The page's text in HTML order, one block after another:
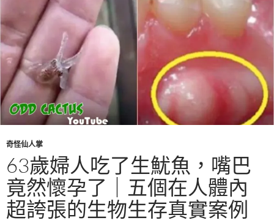
奇怪仙人掌
63歲婦人吃了生魷魚，嘴巴
竟然懷孕了｜五個在人體內
超誇張的生物生存真實案例